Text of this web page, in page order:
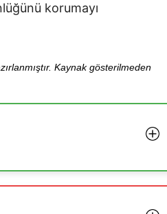
korumayı
Kaynak gösterilmeden